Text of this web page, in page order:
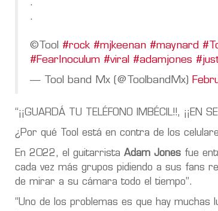
.
.
©️Tool #rock #mjkeenan #maynard
#FearInoculum #viral #adamjones
— Tool band Mx (@ToolbandMx)
“¡¡GUARDÁ TU TELÉFONO IMBÉCIL!!, ¡¡EN
¿Por qué Tool está en contra de los
En 2022, el guitarrista Adam Jones fue
cada vez más grupos pidiendo a sus fans
de mirar a su cámara todo el tiempo”.
“Uno de los problemas es que hay